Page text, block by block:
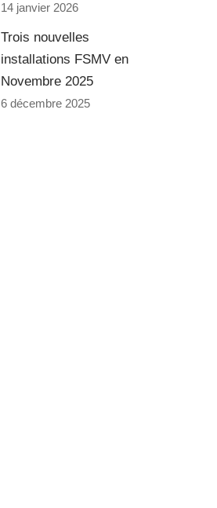
14 janvier 2026
Trois nouvelles
installations FSMV en
Novembre 2025
6 décembre 2025